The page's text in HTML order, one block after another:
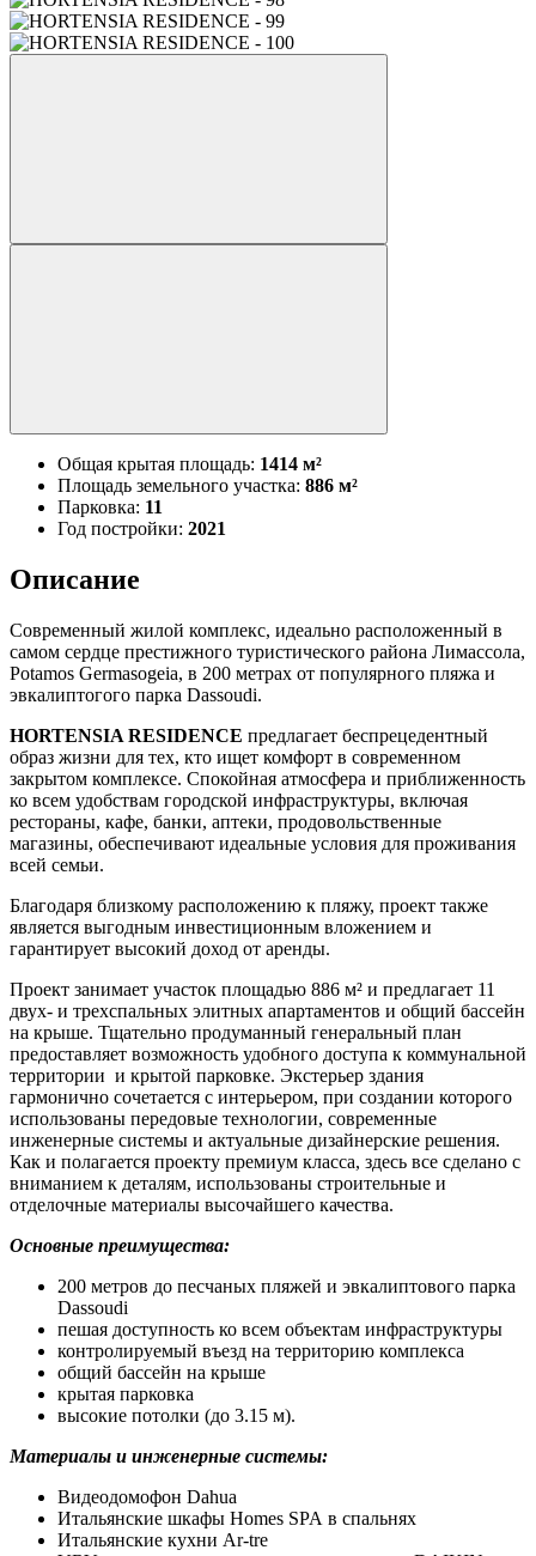
Общая крытая площадь: 1414 м²
Площадь земельного участка: 886 м²
Парковка: 11
Год постройки: 2021
Описание
Современный жилой комплекс, идеально расположенный в
самом сердце престижного туристического района Лимассола,
Potamos Germasogeia, в 200 метрах от популярного пляжа и
эвкалиптогого парка Dassoudi.
HORTENSIA RESIDENCE предлагает беспрецедентный
образ жизни для тех, кто ищет комфорт в современном
закрытом комплексе. Спокойная атмосфера и приближенность
ко всем удобствам городской инфраструктуры, включая
рестораны, кафе, банки, аптеки, продовольственные
магазины, обеспечивают идеальные условия для проживания
всей семьи.
Благодаря близкому расположению к пляжу, проект также
является выгодным инвестиционным вложением и
гарантирует высокий доход от аренды.
Проект занимает участок площадью 886 м² и предлагает 11
двух- и трехспальных элитных апартаментов и общий бассейн
на крыше. Тщательно продуманный генеральный план
предоставляет возможность удобного доступа к коммунальной
территории и крытой парковке. Экстерьер здания
гармонично сочетается с интерьером, при создании которого
использованы передовые технологии, современные
инженерные системы и актуальные дизайнерские решения.
Как и полагается проекту премиум класса, здесь все сделано с
вниманием к деталям, использованы строительные и
отделочные материалы высочайшего качества.
Основные преимущества:
200 метров до песчаных пляжей и эвкалиптового парка
Dassoudi
пешая доступность ко всем объектам инфраструктуры
контролируемый въезд на территорию комплекса
общий бассейн на крыше
крытая парковка
высокие потолки (до 3.15 м).
Материалы и инженерные системы:
Видеодомофон Dahua
Итальянские шкафы Homes SPA в спальнях
Итальянские кухни Ar-tre